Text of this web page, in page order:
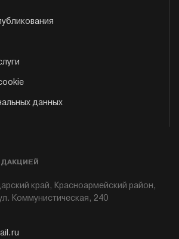
данных
край, Красноармейский район,
Коммунистическая, 240